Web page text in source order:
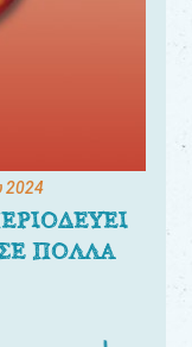
2024
ΠΟΛΛΑ